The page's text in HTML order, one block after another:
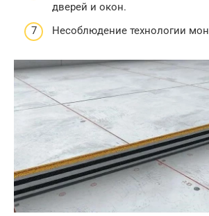
дверей и окон.
Несоблюдение технологии